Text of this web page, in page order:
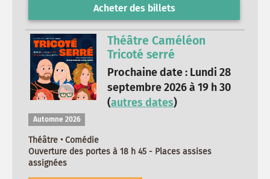
Acheter des billets
Théâtre Caméléon
Tricoté serré
Prochaine date : Lundi 28
septembre 2026 à 19 h 30
(autres dates)
Automne 2026
Théâtre • Comédie
Ouverture des portes à 18 h 45 - Places assises
assignées